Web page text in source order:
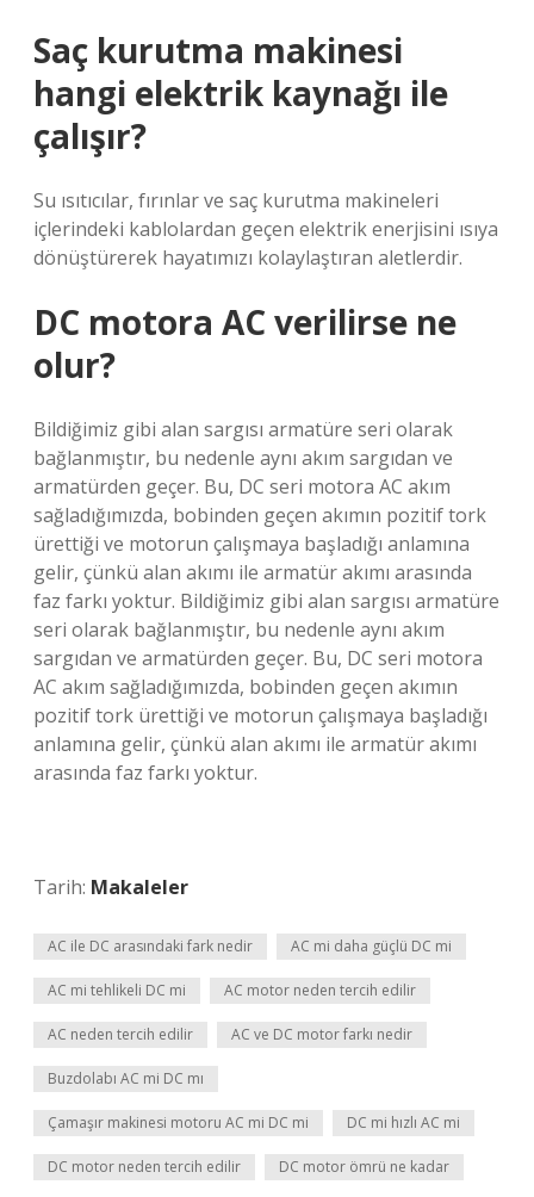
Saç kurutma makinesi
hangi elektrik kaynağı ile
çalışır?
Su ısıtıcılar, fırınlar ve saç kurutma makineleri
içlerindeki kablolardan geçen elektrik enerjisini ısıya
dönüştürerek hayatımızı kolaylaştıran aletlerdir.
DC motora AC verilirse ne
olur?
Bildiğimiz gibi alan sargısı armatüre seri olarak
bağlanmıştır, bu nedenle aynı akım sargıdan ve
armatürden geçer. Bu, DC seri motora AC akım
sağladığımızda, bobinden geçen akımın pozitif tork
ürettiği ve motorun çalışmaya başladığı anlamına
gelir, çünkü alan akımı ile armatür akımı arasında
faz farkı yoktur. Bildiğimiz gibi alan sargısı armatüre
seri olarak bağlanmıştır, bu nedenle aynı akım
sargıdan ve armatürden geçer. Bu, DC seri motora
AC akım sağladığımızda, bobinden geçen akımın
pozitif tork ürettiği ve motorun çalışmaya başladığı
anlamına gelir, çünkü alan akımı ile armatür akımı
arasında faz farkı yoktur.
Tarih: Makaleler
AC ile DC arasındaki fark nedir AC mi daha güçlü DC mi
AC mi tehlikeli DC mi AC motor neden tercih edilir
AC neden tercih edilir AC ve DC motor farkı nedir
Buzdolabı AC mi DC mı
Çamaşır makinesi motoru AC mi DC mi DC mi hızlı AC mi
DC motor neden tercih edilir DC motor ömrü ne kadar